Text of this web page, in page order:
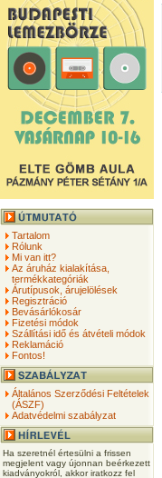
Tartalom
Rólunk
Mi van itt?
Az áruház kialakítása,
termékkategóriák
Árutípusok, árujelölések
Regisztráció
Bevásárlókosár
Fizetési módok
Szállítási idő és átvételi módok
Reklamáció
Fontos!
Általános Szerződési Feltételek
(ÁSZF)
Adatvédelmi szabályzat
Ha szeretnél értesülni a frissen
megjelent vagy újonnan beérkezett
kiadványokról, akkor iratkozz fel